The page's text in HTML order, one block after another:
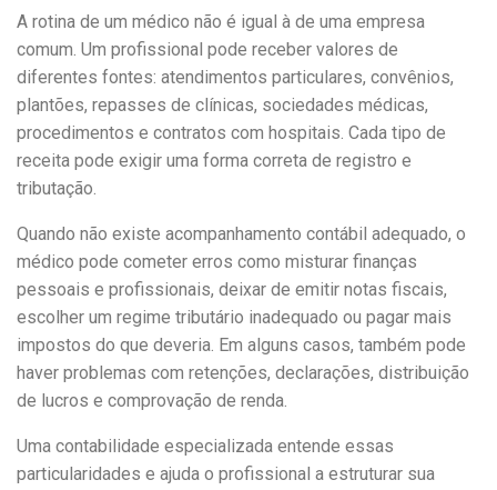
A rotina de um médico não é igual à de uma empresa
comum. Um profissional pode receber valores de
diferentes fontes: atendimentos particulares, convênios,
plantões, repasses de clínicas, sociedades médicas,
procedimentos e contratos com hospitais. Cada tipo de
receita pode exigir uma forma correta de registro e
tributação.
Quando não existe acompanhamento contábil adequado, o
médico pode cometer erros como misturar finanças
pessoais e profissionais, deixar de emitir notas fiscais,
escolher um regime tributário inadequado ou pagar mais
impostos do que deveria. Em alguns casos, também pode
haver problemas com retenções, declarações, distribuição
de lucros e comprovação de renda.
Uma contabilidade especializada entende essas
particularidades e ajuda o profissional a estruturar sua